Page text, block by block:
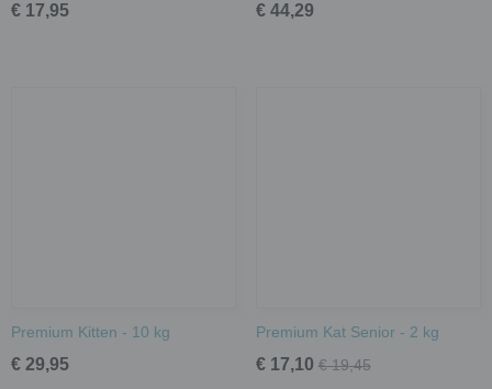
€ 17,95 € 44,29
Premium Kitten - 10 kg
€ 29,95
Premium Kat Senior - 2 kg
€ 17,10 € 19,45